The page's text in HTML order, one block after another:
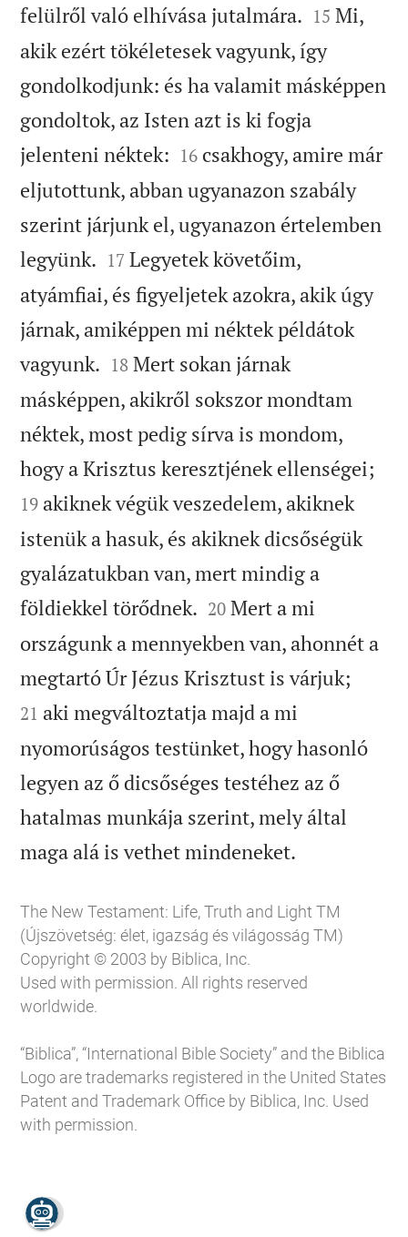
felülről való elhívása jutalmára. 

15 Mi,
akik ezért tökéletesek vagyunk, így
gondolkodjunk: és ha valamit másképpen
gondoltok, az Isten azt is ki fogja
jelenteni néktek: 

16 csakhogy, amire már
eljutottunk, abban ugyanazon szabály
szerint járjunk el, ugyanazon értelemben
legyünk. 

17 Legyetek követőim,
atyámfiai, és figyeljetek azokra, akik úgy
járnak, amiképpen mi néktek példátok
vagyunk. 

18 Mert sokan járnak
másképpen, akikről sokszor mondtam
néktek, most pedig sírva is mondom,
hogy a Krisztus keresztjének ellenségei;
19 akiknek végük veszedelem, akiknek
istenük a hasuk, és akiknek dicsőségük
gyalázatukban van, mert mindig a
földiekkel törődnek. 

20 Mert a mi
országunk a mennyekben van, ahonnét a
megtartó Úr Jézus Krisztust is várjuk;
21 aki megváltoztatja majd a mi
nyomorúságos testünket, hogy hasonló
legyen az ő dicsőséges testéhez az ő
hatalmas munkája szerint, mely által
maga alá is vethet mindeneket.
The New Testament: Life, Truth and Light TM
(Újszövetség: élet, igazság és világosság TM)
Copyright © 2003 by Biblica, Inc.
Used with permission. All rights reserved
worldwide.
“Biblica”, “International Bible Society” and the Biblica
Logo are trademarks registered in the United States
Patent and Trademark Office by Biblica, Inc. Used
with permission.